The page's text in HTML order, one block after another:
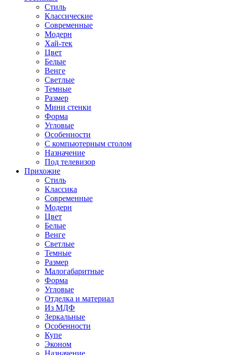
Стиль
Классические
Современные
Модерн
Хай-тек
Цвет
Белые
Венге
Светлые
Темные
Размер
Мини стенки
Форма
Угловые
Особенности
С компьютерным столом
Назначение
Под телевизор
Прихожие
Стиль
Классика
Современные
Модерн
Цвет
Белые
Венге
Светлые
Темные
Размер
Малогабаритные
Форма
Угловые
Отделка и материал
Из МДФ
Зеркальные
Особенности
Купе
Эконом
Назначение